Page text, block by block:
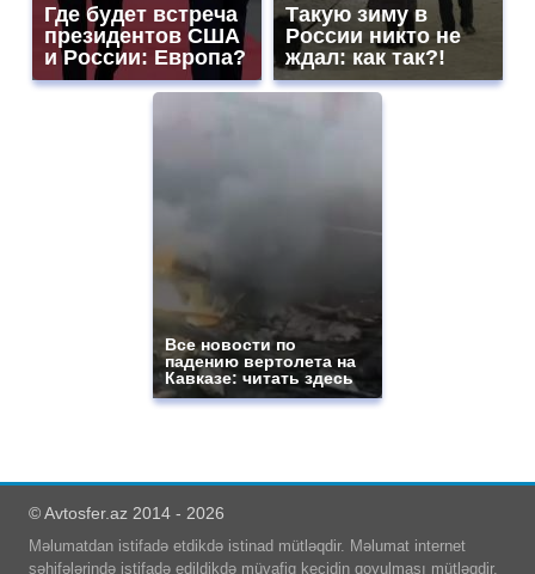
Где будет встреча
президентов США
и России: Европа?
Такую зиму в
России никто не
ждал: как так?!
Все новости по
падению вертолета на
Кавказе: читать здесь
© Avtosfer.az 2014 - 2026
Məlumatdan istifadə etdikdə istinad mütləqdir. Məlumat internet
səhifələrində istifadə edildikdə müvafiq keçidin qoyulması mütləqdir.